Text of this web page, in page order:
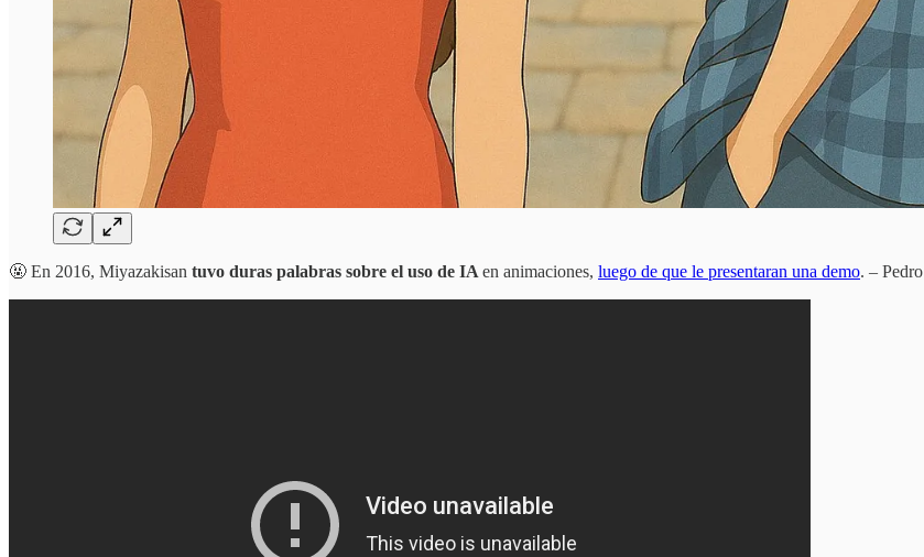
🤬 En 2016, Miyazakisan tuvo duras palabras sobre el uso de IA en animaciones, luego de que le presentaran una demo. – Pedro